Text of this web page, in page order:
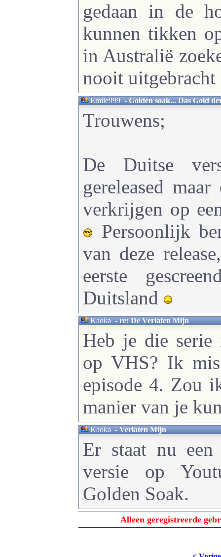
gedaan in de
kunnen tikken
in Australië
nooit
Emile999-Golden soak... Das Gold
Trouwens;
De Duitse
gereleased
verkrijgen op
Persoonlijk
van deze
eerste
Duitsland
Kaoka-re: De Verlaten Mijn
Heb je die serie
op VHS? Ik
episode 4. Zou
manier van je
Kaoka-Verlaten Mijn
Er staat nu een
versie op
Golden Soak.
Alleen geregistreerde